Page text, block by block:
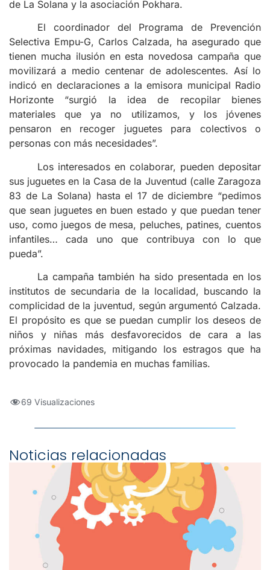
de La Solana y la asociación Pokhara.
El coordinador del Programa de Prevención
Selectiva Empu-G, Carlos Calzada, ha asegurado que
tienen mucha ilusión en esta novedosa campaña que
movilizará a medio centenar de adolescentes. Así lo
indicó en declaraciones a la emisora municipal Radio
Horizonte “surgió la idea de recopilar bienes
materiales que ya no utilizamos, y los jóvenes
pensaron en recoger juguetes para colectivos o
personas con más necesidades”.
Los interesados en colaborar, pueden depositar
sus juguetes en la Casa de la Juventud (calle Zaragoza
83 de La Solana) hasta el 17 de diciembre “pedimos
que sean juguetes en buen estado y que puedan tener
uso, como juegos de mesa, peluches, patines, cuentos
infantiles… cada uno que contribuya con lo que
pueda”.
La campaña también ha sido presentada en los
institutos de secundaria de la localidad, buscando la
complicidad de la juventud, según argumentó Calzada.
El propósito es que se puedan cumplir los deseos de
niños y niñas más desfavorecidos de cara a las
próximas navidades, mitigando los estragos que ha
provocado la pandemia en muchas familias.
69 Visualizaciones
Noticias relacionadas